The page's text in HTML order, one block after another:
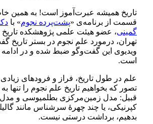
تاریخ همیشه عبرت‌آموز است! به‌ همین‌
قسمت از برنامه‌ی «پشت‌پرده نجوم» با
گمینی، عضو هیئت علمی پژوهشکده تاریخ
تهران، در‌مورد علم نجوم در بستر تاریخ
ویدیوی این گفت‌و‌گو ضبط شده و در
است.
علم در طول تاریخ، فراز‌ و‌ فرود‌های
تصور که بخواهیم تاریخ علم نجوم را تنها به
قبیل: مدل زمین‌مرکزی بطلمیوسی و
کپرنیکی، یا چند چهرهٔ سرشناس مانند
بدهیم، برداشت درستی نیست.